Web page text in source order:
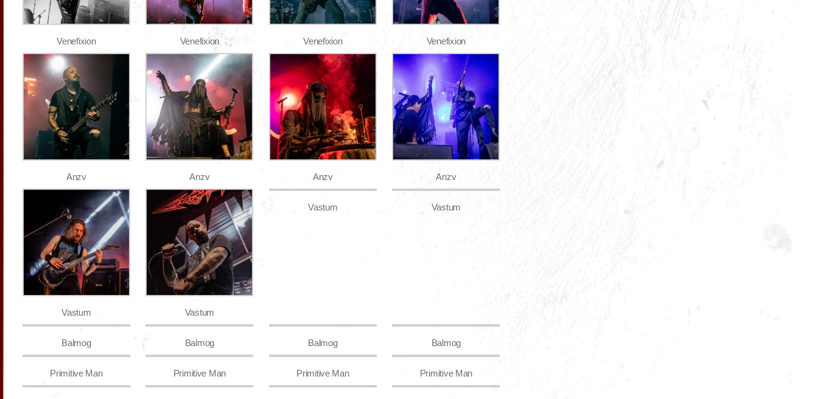
Venefixion Venefixion Venefixion Venefixion
Anzv Anzv Anzv Anzv
Vastum Vastum
Vastum Vastum
Balmog Balmog Balmog Balmog
Primitive Man Primitive Man Primitive Man Primitive Man